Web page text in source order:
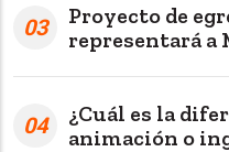
03
Proyecto de
representará a
04
¿Cuál es la
animación o